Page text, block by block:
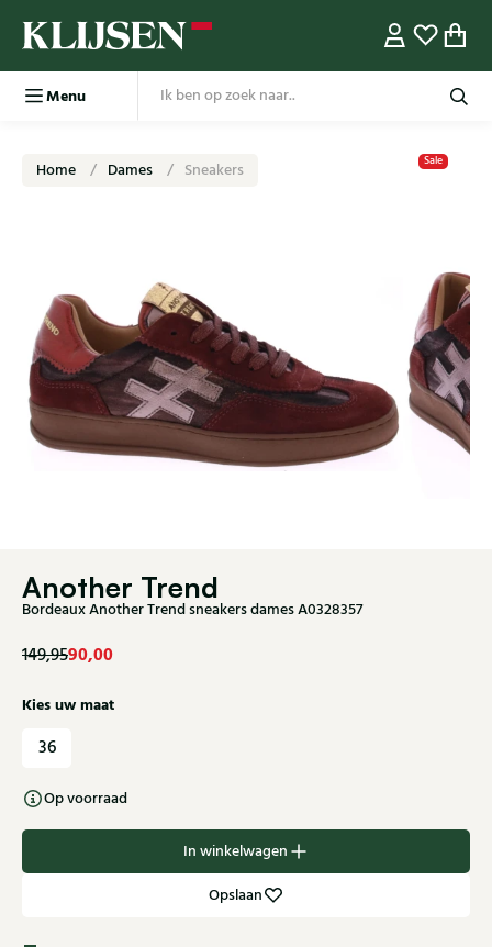
Menu
Home Dames Sneakers Sale
Another Trend
Bordeaux Another Trend sneakers dames A0328357
149,9590,00
Kies uw maat
36
Op voorraad
In winkelwagen
Opslaan